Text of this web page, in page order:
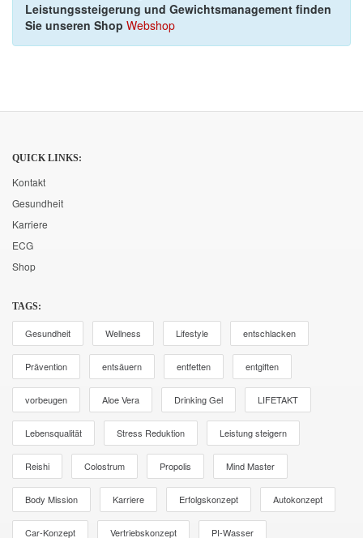
Leistungssteigerung und Gewichtsmanagement finden
Sie unseren Shop Webshop
QUICK LINKS:
Kontakt
Gesundheit
Karriere
ECG
Shop
TAGS:
Gesundheit Wellness Lifestyle entschlacken
Prävention entsäuern entfetten entgiften
vorbeugen Aloe Vera Drinking Gel LIFETAKT
Lebensqualität Stress Reduktion Leistung steigern
Reishi Colostrum Propolis Mind Master
Body Mission Karriere Erfolgskonzept Autokonzept
Car-Konzept Vertriebskonzept PI-Wasser